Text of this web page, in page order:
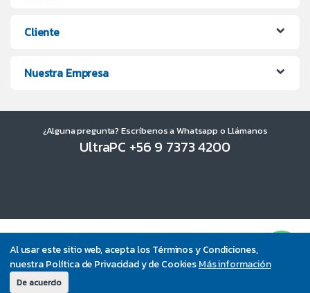
Al usar este sitio web, acepta los Términos y Condiciones,
nuestra Política de Privacidad y de CookiesMás información
De acuerdo
Cliente
Nuestra Empresa
¿Alguna pregunta? Escríbenos a Whatsapp o Llámanos
UltraPC +56 9 7373 4200